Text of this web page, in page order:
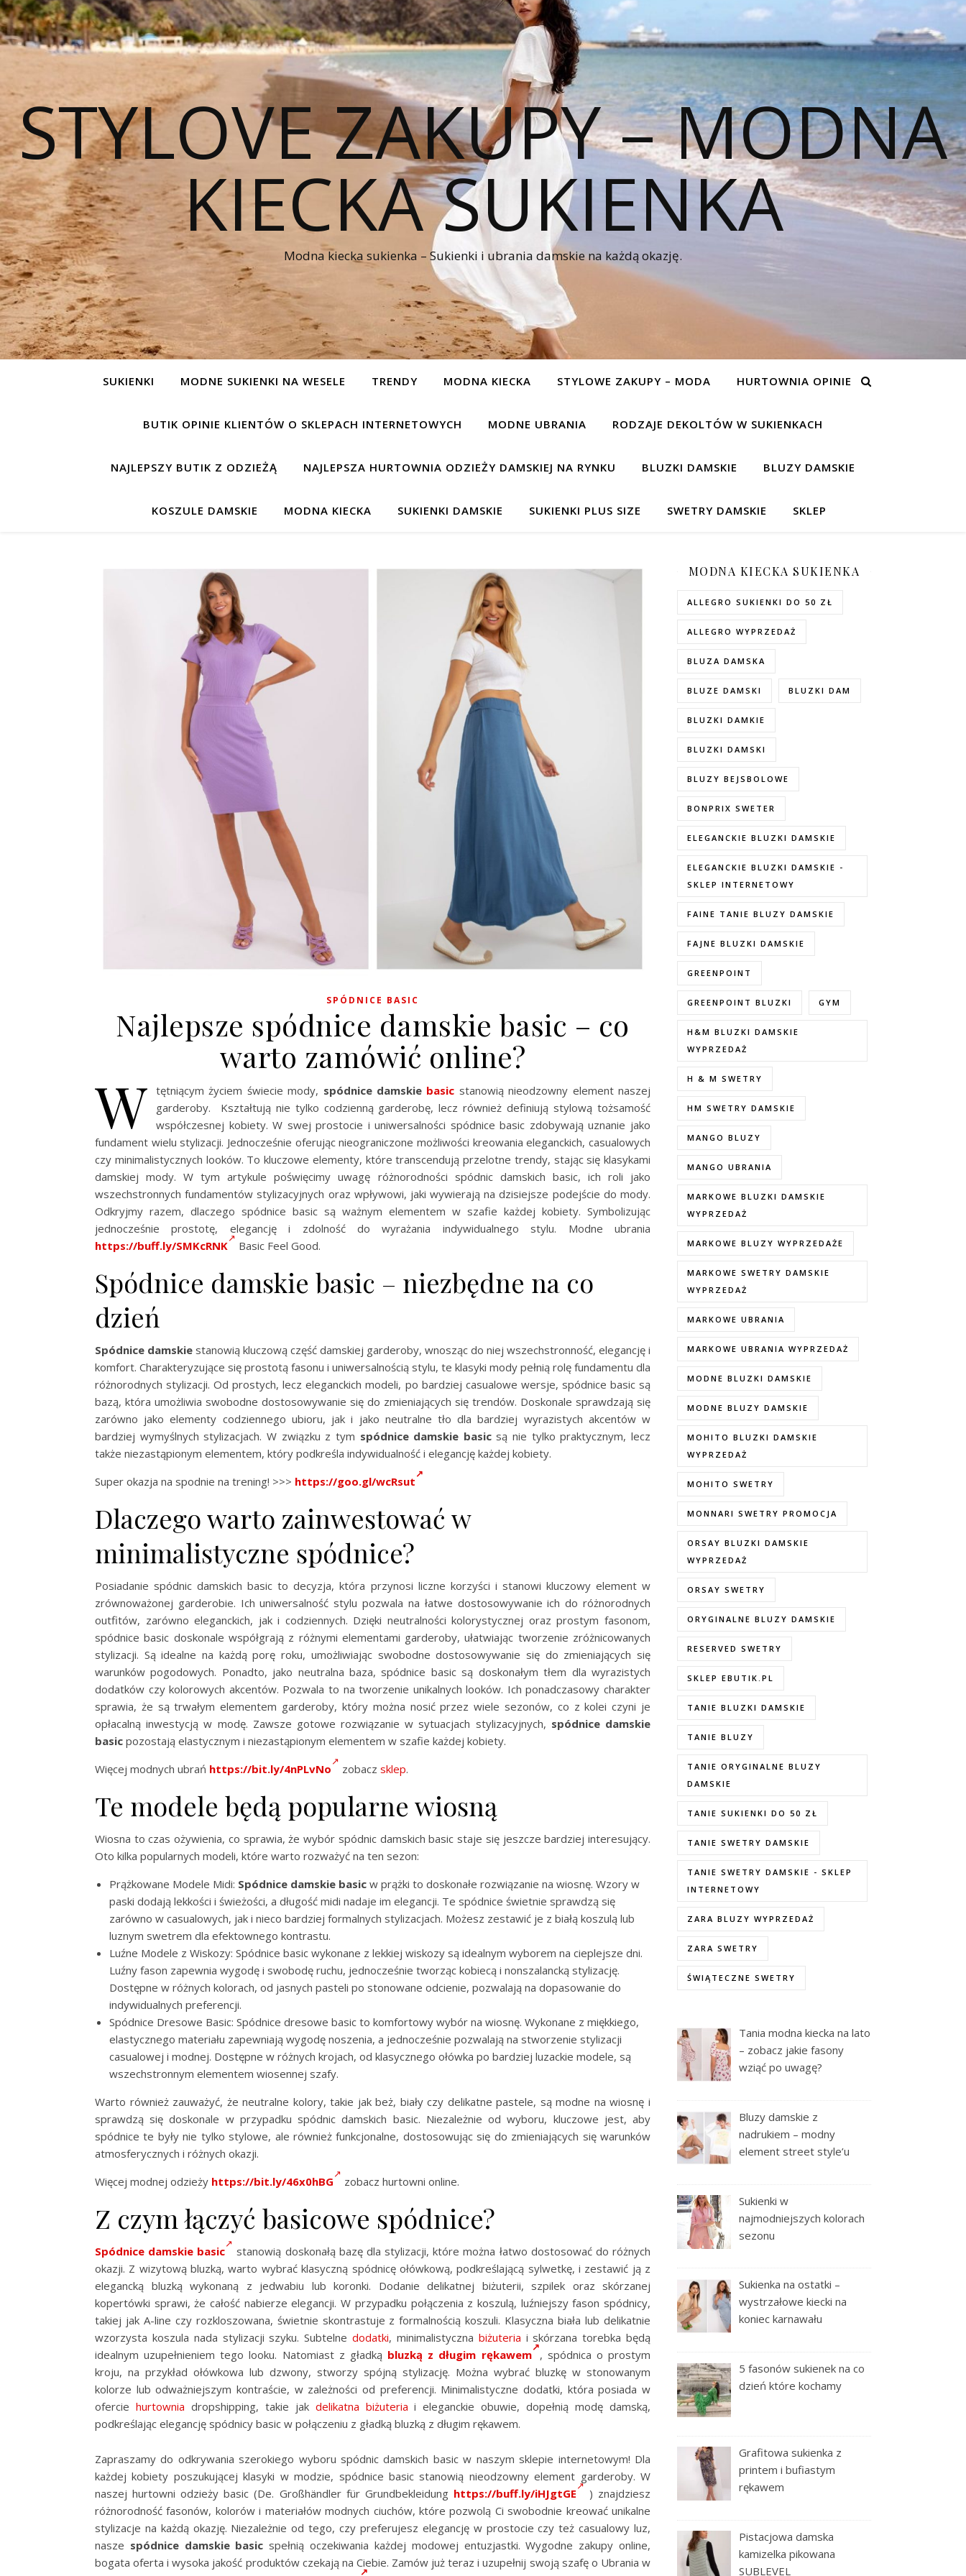
STYLOVE ZAKUPY – MODNA
KIECKA SUKIENKA
Modna kiecka sukienka – Sukienki i ubrania damskie na każdą okazję.
SUKIENKI MODNE SUKIENKI NA WESELE TRENDY MODNA KIECKA STYLOWE ZAKUPY – MODA HURTOWNIA OPINIE
BUTIK OPINIE KLIENTÓW O SKLEPACH INTERNETOWYCH MODNE UBRANIA RODZAJE DEKOLTÓW W SUKIENKACH
NAJLEPSZY BUTIK Z ODZIEŻĄ NAJLEPSZA HURTOWNIA ODZIEŻY DAMSKIEJ NA RYNKU BLUZKI DAMSKIE BLUZY DAMSKIE
KOSZULE DAMSKIE MODNA KIECKA SUKIENKI DAMSKIE SUKIENKI PLUS SIZE SWETRY DAMSKIE SKLEP
SPÓDNICE BASIC
Najlepsze spódnice damskie basic – co
warto zamówić online?
W tętniącym życiem świecie mody, spódnice damskie basic stanowią nieodzowny element naszej
garderoby. Kształtują nie tylko codzienną garderobę, lecz również definiują stylową tożsamość
współczesnej kobiety. W swej prostocie i uniwersalności spódnice basic zdobywają uznanie jako
fundament wielu stylizacji. Jednocześnie oferując nieograniczone możliwości kreowania eleganckich, casualowych
czy minimalistycznych looków. To kluczowe elementy, które transcendują przelotne trendy, stając się klasykami
damskiej mody. W tym artykule poświęcimy uwagę różnorodności spódnic damskich basic, ich roli jako
wszechstronnych fundamentów stylizacyjnych oraz wpływowi, jaki wywierają na dzisiejsze podejście do mody.
Odkryjmy razem, dlaczego spódnice basic są ważnym elementem w szafie każdej kobiety. Symbolizując
jednocześnie prostotę, elegancję i zdolność do wyrażania indywidualnego stylu. Modne ubrania
https://buff.ly/SMKcRNK
Basic Feel Good.
Spódnice damskie basic – niezbędne na co
dzień
Spódnice damskie stanowią kluczową część damskiej garderoby, wnosząc do niej wszechstronność, elegancję i
komfort. Charakteryzujące się prostotą fasonu i uniwersalnością stylu, te klasyki mody pełnią rolę fundamentu dla
różnorodnych stylizacji. Od prostych, lecz eleganckich modeli, po bardziej casualowe wersje, spódnice basic są
bazą, która umożliwia swobodne dostosowywanie się do zmieniających się trendów. Doskonale sprawdzają się
zarówno jako elementy codziennego ubioru, jak i jako neutralne tło dla bardziej wyrazistych akcentów w
bardziej wymyślnych stylizacjach. W związku z tym spódnice damskie basicsą nie tylko praktycznym, lecz
także niezastąpionym elementem, który podkreśla indywidualność i elegancję każdej kobiety.
Super okazja na spodnie na trening! >>> https://goo.gl/wcRsut
Dlaczego warto zainwestować w
minimalistyczne spódnice?
Posiadanie spódnic damskich basic to decyzja, która przynosi liczne korzyści i stanowi kluczowy element w
zrównoważonej garderobie. Ich uniwersalność stylu pozwala na łatwe dostosowywanie ich do różnorodnych
outfitów, zarówno eleganckich, jak i codziennych. Dzięki neutralności kolorystycznej oraz prostym fasonom,
spódnice basic doskonale współgrają z różnymi elementami garderoby, ułatwiając tworzenie zróżnicowanych
stylizacji. Są idealne na każdą porę roku, umożliwiając swobodne dostosowywanie się do zmieniających się
warunków pogodowych. Ponadto, jako neutralna baza, spódnice basic są doskonałym tłem dla wyrazistych
dodatków czy kolorowych akcentów. Pozwala to na tworzenie unikalnych looków. Ich ponadczasowy charakter
sprawia, że są trwałym elementem garderoby, który można nosić przez wiele sezonów, co z kolei czyni je
opłacalną inwestycją w modę. Zawsze gotowe rozwiązanie w sytuacjach stylizacyjnych, spódnice damskie
basic pozostają elastycznym i niezastąpionym elementem w szafie każdej kobiety.
Więcej modnych ubrań https://bit.ly/4nPLvNo zobacz sklep.
Te modele będą popularne wiosną
Wiosna to czas ożywienia, co sprawia, że wybór spódnic damskich basic staje się jeszcze bardziej interesujący.
Oto kilka popularnych modeli, które warto rozważyć na ten sezon:
Prążkowane Modele Midi: Spódnice damskie basic w prążki to doskonałe rozwiązanie na wiosnę. Wzory w
paski dodają lekkości i świeżości, a długość midi nadaje im elegancji. Te spódnice świetnie sprawdzą się
zarówno w casualowych, jak i nieco bardziej formalnych stylizacjach. Możesz zestawić je z białą koszulą lub
luznym swetrem dla efektownego kontrastu.
Luźne Modele z Wiskozy: Spódnice basic wykonane z lekkiej wiskozy są idealnym wyborem na cieplejsze dni.
Luźny fason zapewnia wygodę i swobodę ruchu, jednocześnie tworząc kobiecą i nonszalancką stylizację.
Dostępne w różnych kolorach, od jasnych pasteli po stonowane odcienie, pozwalają na dopasowanie do
indywidualnych preferencji.
Spódnice Dresowe Basic: Spódnice dresowe basic to komfortowy wybór na wiosnę. Wykonane z miękkiego,
elastycznego materiału zapewniają wygodę noszenia, a jednocześnie pozwalają na stworzenie stylizacji
casualowej i modnej. Dostępne w różnych krojach, od klasycznego ołówka po bardziej luzackie modele, są
wszechstronnym elementem wiosennej szafy.
Warto również zauważyć, że neutralne kolory, takie jak beż, biały czy delikatne pastele, są modne na wiosnę i
sprawdzą się doskonale w przypadku spódnic damskich basic. Niezależnie od wyboru, kluczowe jest, aby
spódnice te były nie tylko stylowe, ale również funkcjonalne, dostosowując się do zmieniających się warunków
atmosferycznych i różnych okazji.
Więcej modnej odzieży https://bit.ly/46x0hBG zobacz hurtowni online.
Z czym łączyć basicowe spódnice?
Spódnice damskie basic
stanowią doskonałą bazę dla stylizacji, które można łatwo dostosować do różnych
okazji. Z wizytową bluzką, warto wybrać klasyczną spódnicę ołówkową, podkreślającą sylwetkę, i zestawić ją z
elegancką bluzką wykonaną z jedwabiu lub koronki. Dodanie delikatnej biżuterii, szpilek oraz skórzanej
kopertówki sprawi, że całość nabierze elegancji. W przypadku połączenia z koszulą, luźniejszy fason spódnicy,
takiej jak A-line czy rozkloszowana, świetnie skontrastuje z formalnością koszuli. Klasyczna biała lub delikatnie
wzorzysta koszula nada stylizacji szyku. Subtelne dodatki, minimalistyczna biżuteria i skórzana torebka będą
idealnym uzupełnieniem tego looku. Natomiast z gładką bluzką z długim rękawem
, spódnica o prostym
kroju, na przykład ołówkowa lub dzwony, stworzy spójną stylizację. Można wybrać bluzkę w stonowanym
kolorze lub odważniejszym kontraście, w zależności od preferencji. Minimalistyczne dodatki, która posiada w
ofercie hurtownia dropshipping, takie jak delikatna biżuteria i eleganckie obuwie, dopełnią modę damską,
podkreślając elegancję spódnicy basic w połączeniu z gładką bluzką z długim rękawem.
Zapraszamy do odkrywania szerokiego wyboru spódnic damskich basic w naszym sklepie internetowym! Dla
każdej kobiety poszukującej klasyki w modzie, spódnice basic stanowią nieodzowny element garderoby. W
naszej hurtowni odzieży basic (De. Großhändler für Grundbekleidung https://buff.ly/iHJgtGE
) znajdziesz
różnorodność fasonów, kolorów i materiałów modnych ciuchów, które pozwolą Ci swobodnie kreować unikalne
stylizacje na każdą okazję. Niezależnie od tego, czy preferujesz elegancję w prostocie czy też casualowy luz,
nasze spódnice damskie basic spełnią oczekiwania każdej modowej entuzjastki. Wygodne zakupy online,
bogata oferta i wysoka jakość produktów czekają na Ciebie. Zamów już teraz i uzupełnij swoją szafę o Ubrania w
MODNA KIECKA SUKIENKA
ALLEGRO SUKIENKI DO 50 ZŁ
ALLEGRO WYPRZEDAŻ
BLUZA DAMSKA
BLUZE DAMSKI BLUZKI DAM
BLUZKI DAMKIE
BLUZKI DAMSKI
BLUZY BEJSBOLOWE
BONPRIX SWETER
ELEGANCKIE BLUZKI DAMSKIE
ELEGANCKIE BLUZKI DAMSKIE -
SKLEP INTERNETOWY
FAINE TANIE BLUZY DAMSKIE
FAJNE BLUZKI DAMSKIE
GREENPOINT
GREENPOINT BLUZKI GYM
H&M BLUZKI DAMSKIE
WYPRZEDAŻ
H & M SWETRY
HM SWETRY DAMSKIE
MANGO BLUZY
MANGO UBRANIA
MARKOWE BLUZKI DAMSKIE
WYPRZEDAŻ
MARKOWE BLUZY WYPRZEDAŻE
MARKOWE SWETRY DAMSKIE
WYPRZEDAŻ
MARKOWE UBRANIA
MARKOWE UBRANIA WYPRZEDAŻ
MODNE BLUZKI DAMSKIE
MODNE BLUZY DAMSKIE
MOHITO BLUZKI DAMSKIE
WYPRZEDAŻ
MOHITO SWETRY
MONNARI SWETRY PROMOCJA
ORSAY BLUZKI DAMSKIE
WYPRZEDAŻ
ORSAY SWETRY
ORYGINALNE BLUZY DAMSKIE
RESERVED SWETRY
SKLEP EBUTIK.PL
TANIE BLUZKI DAMSKIE
TANIE BLUZY
TANIE ORYGINALNE BLUZY
DAMSKIE
TANIE SUKIENKI DO 50 ZŁ
TANIE SWETRY DAMSKIE
TANIE SWETRY DAMSKIE - SKLEP
INTERNETOWY
ZARA BLUZY WYPRZEDAŻ
ZARA SWETRY
ŚWIĄTECZNE SWETRY
Tania modna kiecka na lato
– zobacz jakie fasony
wziąć po uwagę?
Bluzy damskie z
nadrukiem – modny
element street style’u
Sukienki w
najmodniejszych kolorach
sezonu
Sukienka na ostatki –
wystrzałowe kiecki na
koniec karnawału
5 fasonów sukienek na co
dzień które kochamy
Grafitowa sukienka z
printem i bufiastym
rękawem
Pistacjowa damska
kamizelka pikowana
SUBLEVEL